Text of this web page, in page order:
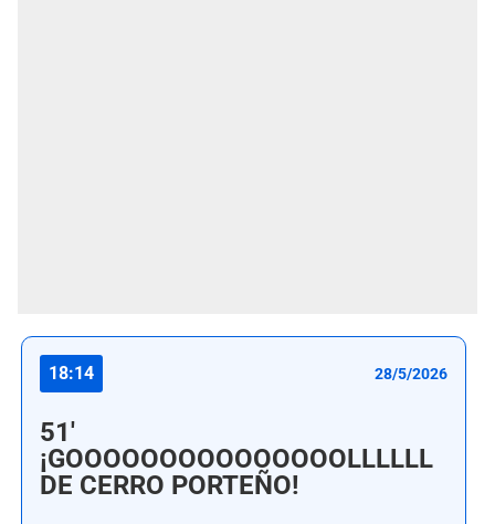
18:14 28/5/2026
51'
¡GOOOOOOOOOOOOOOOLLLLLL
DE CERRO PORTEÑO!